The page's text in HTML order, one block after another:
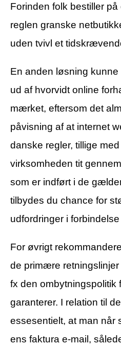
Forinden folk bestiller
reglen granske
uden tvivl et
En anden løsning
ud af hvorvidt online
mærket, eftersom det
påvisning af at internet
danske regler, tillige
virksomheden tit
som er indført i de
tilbydes du chance for
udfordringer i
For øvrigt
de primære
fx den ombytningspolitik
garanterer. I relation til
essesentielt, at man når
ens faktura e-mail,